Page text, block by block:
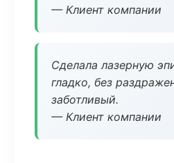
— Клиент компании
Сделала лазерную
гладко, без
заботливый.
— Клиент компании